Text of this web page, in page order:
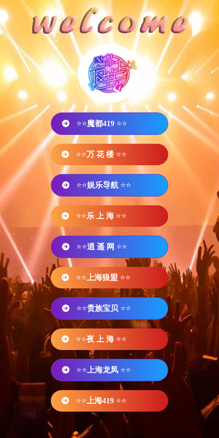
⭐⭐魔都419 ⭐⭐
⭐⭐万 花 楼 ⭐⭐
⭐⭐娱乐导航 ⭐⭐
⭐⭐乐 上 海 ⭐⭐
⭐⭐逍 遥 网 ⭐⭐
⭐⭐ 上海狼盟 ⭐⭐
⭐⭐贵族宝贝 ⭐⭐
⭐⭐夜 上 海 ⭐⭐
⭐⭐ 上海龙凤 ⭐⭐
⭐⭐ 上海419 ⭐⭐